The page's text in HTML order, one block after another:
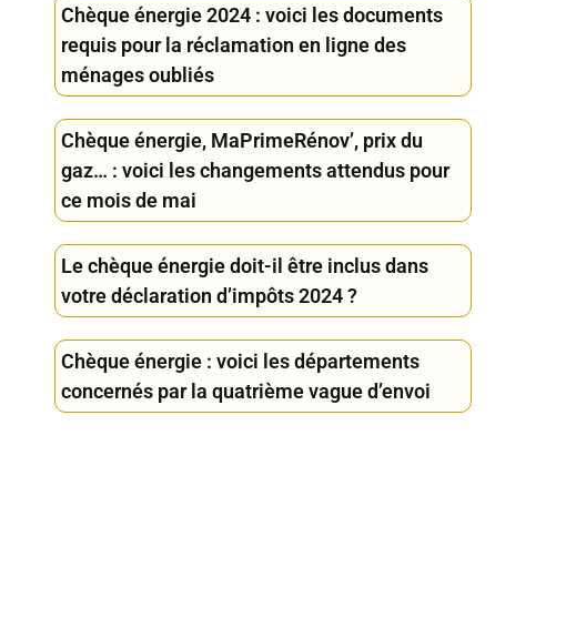
Chèque énergie 2024 : voici les documents
requis pour la réclamation en ligne des
ménages oubliés
Chèque énergie, MaPrimeRénov’, prix du
gaz… : voici les changements attendus pour
ce mois de mai
Le chèque énergie doit-il être inclus dans
votre déclaration d’impôts 2024 ?
Chèque énergie : voici les départements
concernés par la quatrième vague d’envoi